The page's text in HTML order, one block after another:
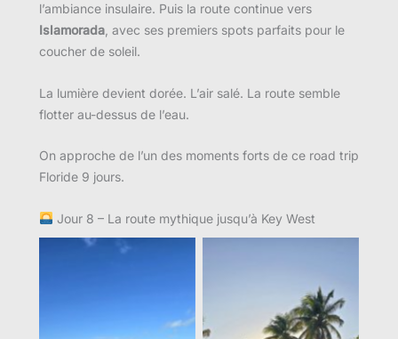
l’ambiance insulaire. Puis la route continue vers
Islamorada , avec ses premiers spots parfaits pour le
coucher de soleil.
La lumière devient dorée. L’air salé. La route semble
flotter au-dessus de l’eau.
On approche de l’un des moments forts de ce road trip
Floride 9 jours.
Jour 8 – La route mythique jusqu’à Key West